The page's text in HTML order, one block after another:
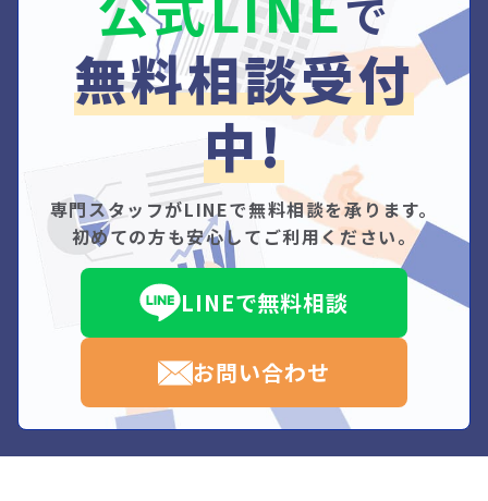
で
無料相談受付
中!
専門スタッフがLINEで無料相談を承ります。
初めての方も安心してご利用ください。
LINEで無料相談
お問い合わせ